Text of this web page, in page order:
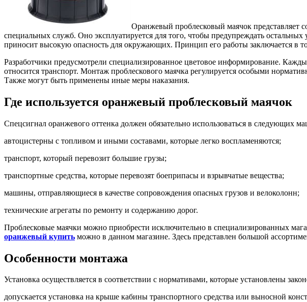
Оранжевый проблесковый маячок представляет
специальных служб. Оно эксплуатируется для того, чтобы предупреждать
приносит высокую опасность для окружающих. Принцип его работы заключается в
Разработчики предусмотрели специализированное цветовое информирование.
относится транспорт. Монтаж проблескового маячка регулируется особыми
Также могут быть применены иные меры наказания.
Где используется оранжевый проблесковый маячок
Спецсигнал оранжевого оттенка должен обязательно использоваться в следующих
автоцистерны с топливом и иными составами, которые легко воспламеняются;
транспорт, который перевозит большие грузы;
транспортные средства, которые перевозят боеприпасы и взрывчатые вещества;
машины, отправляющиеся в качестве сопровождения опасных грузов и велоколонн;
технические агрегаты по ремонту и содержанию дорог.
Проблесковые маячки можно приобрести исключительно в специализированных
оранжевый купить можно в данном магазине. Здесь представлен большой
Особенности монтажа
Установка осуществляется в соответствии с нормативами, которые установлены
допускается установка на крыше кабины транспортного средства или выносной